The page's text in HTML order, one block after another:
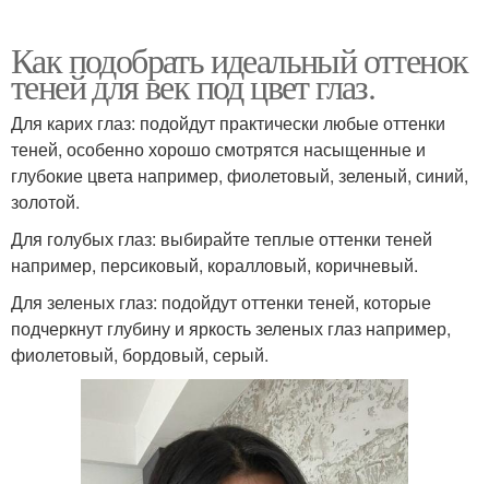
Как подобрать идеальный оттенок
теней для век под цвет глаз.
Для карих глаз: подойдут практически любые оттенки
теней, особенно хорошо смотрятся насыщенные и
глубокие цвета например, фиолетовый, зеленый, синий,
золотой.
Для голубых глаз: выбирайте теплые оттенки теней
например, персиковый, коралловый, коричневый.
Для зеленых глаз: подойдут оттенки теней, которые
подчеркнут глубину и яркость зеленых глаз например,
фиолетовый, бордовый, серый.